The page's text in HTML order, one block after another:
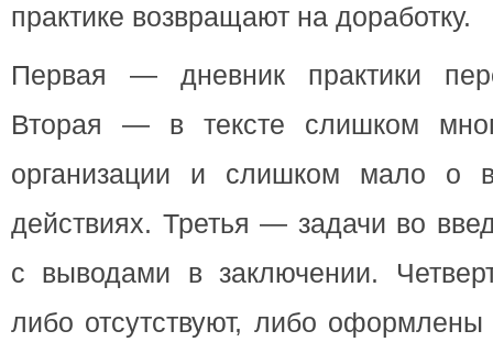
практике возвращают на доработку.
Первая — дневник практики
Вторая — в тексте слишком
организации и слишком мало о
действиях. Третья — задачи во
с выводами в заключении.
либо отсутствуют, либо